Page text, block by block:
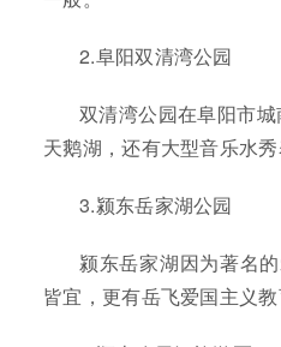
2.阜阳双清湾公园
双清湾公园在阜阳市
天鹅湖，还有大型音乐水
3.颍东岳家湖公园
颍东岳家湖因为著名
皆宜，更有岳飞爱国主义教